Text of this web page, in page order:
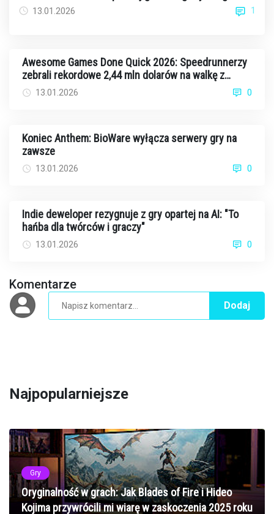
13.01.2026 1
Awesome Games Done Quick 2026: Speedrunnerzy
zebrali rekordowe 2,44 mln dolarów na walkę z
rakiem13.01.2026 0
Koniec Anthem: BioWare wyłącza serwery gry na
zawsze
13.01.2026 0
Indie deweloper rezygnuje z gry opartej na AI: "To
hańba dla twórców i graczy"
13.01.2026 0
Komentarze
Dodaj
Najpopularniejsze
Gry
Oryginalność w grach: Jak Blades of Fire i Hideo
Kojima przywrócili mi wiarę w zaskoczenia 2025 roku